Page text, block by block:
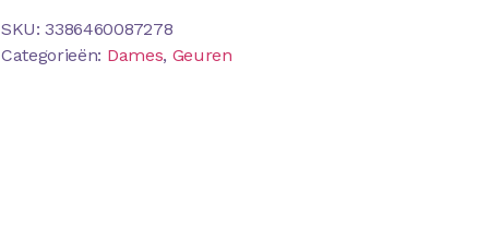
SKU:3386460087278
Categorieën: Dames, Geuren